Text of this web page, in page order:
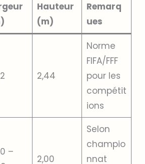
Hauteur
(m)
Remarq
ues
2,44
Norme
FIFA/FFF
pour les
compétit
ions
–
2,00
Selon
champio
nnat